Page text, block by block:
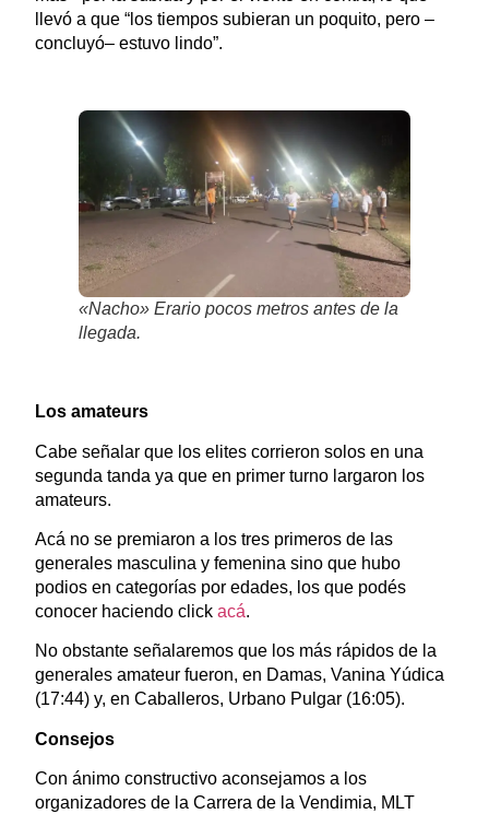
llevó a que “los tiempos subieran un poquito, pero –
concluyó– estuvo lindo”.
«Nacho» Erario pocos metros antes de la
llegada.
Los amateurs
Cabe señalar que los elites corrieron solos en una
segunda tanda ya que en primer turno largaron los
amateurs.
Acá no se premiaron a los tres primeros de las
generales masculina y femenina sino que hubo
podios en categorías por edades, los que podés
conocer haciendo click acá.
No obstante señalaremos que los más rápidos de la
generales amateur fueron, en Damas, Vanina Yúdica
(17:44) y, en Caballeros, Urbano Pulgar (16:05).
Consejos
Con ánimo constructivo aconsejamos a los
organizadores de la Carrera de la Vendimia, MLT